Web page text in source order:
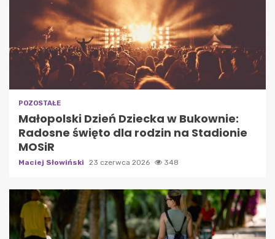
POZOSTAŁE
Małopolski Dzień Dziecka w Bukownie:
Radosne święto dla rodzin na Stadionie
MOSiR
Maciej Słowiński 23 czerwca 2026 348